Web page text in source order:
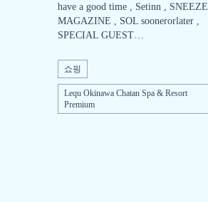
have a good time , Setinn , SNEEZE
MAGAZINE , SOL soonerorlater ,
SPECIAL GUEST…
쇼핑
Lequ Okinawa Chatan Spa & Resort
Premium